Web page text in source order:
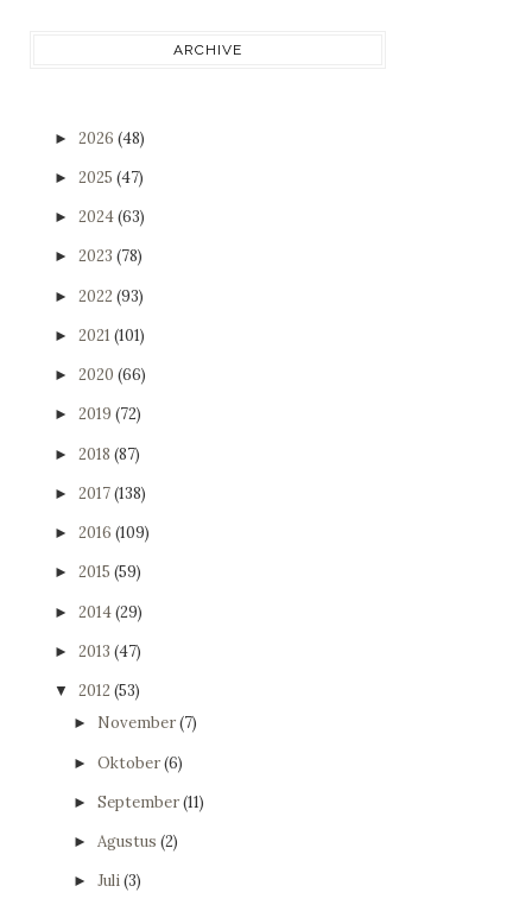
ARCHIVE
► 2026 (48)
► 2025 (47)
► 2024(63)
► 2023 (78)
► 2022 (93)
► 2021 (101)
► 2020 (66)
► 2019 (72)
► 2018 (87)
► 2017(138)
► 2016 (109)
► 2015 (59)
► 2014(29)
► 2013 (47)
▼ 2012 (53)
► November(7)
► Oktober(6)
► September(11)
► Agustus (2)
► Juli(3)